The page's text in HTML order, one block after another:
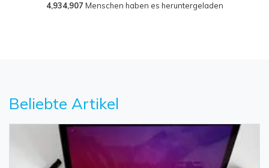
4,934,907 Menschen haben es heruntergeladen
Beliebte Artikel